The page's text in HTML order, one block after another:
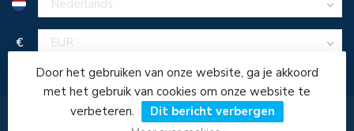
€
Door het gebruiken van onze website, ga je akkoord
met het gebruik van cookies om onze website te
verbeteren.
Dit bericht verbergen